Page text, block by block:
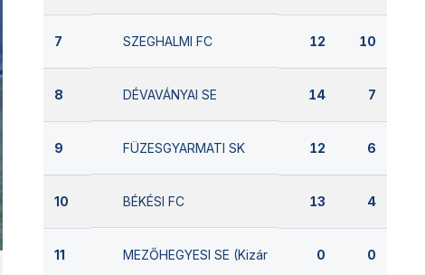
7 SZEGHALMI FC 12 10
8 DÉVAVÁNYAI SE 14 7
9 FÜZESGYARMATI SK 12 6
10 BÉKÉSI FC 13 4
11 MEZŐHEGYESI SE (Kizárva) 0 0